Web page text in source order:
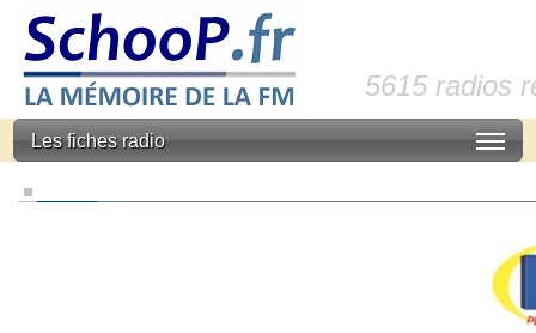
5615 radios
Les fiches radio